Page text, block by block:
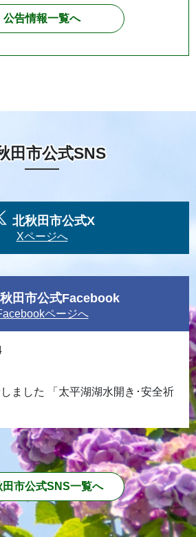
省施策に関する説明会・個別相談
4号に係る認定申請を受け付けま
い一般競争入札について（公告）
】令和8~10年度秋田内陸線駅管理
動向を徹底解説】育成就労制度セ
公告情報一覧へ
田市公式SNS
北秋田市公式X
Xページへ
田市公式Facebook
ページへ
ました 「太平湖湖水開き･安全祈
田市公式SNS一覧へ